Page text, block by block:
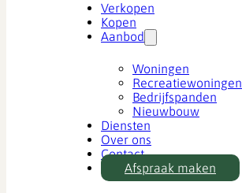
Verkopen
Kopen
Aanbod
Woningen
Recreatiewoningen
Bedrijfspanden
Nieuwbouw
Diensten
Over ons
Contact
Afspraak maken